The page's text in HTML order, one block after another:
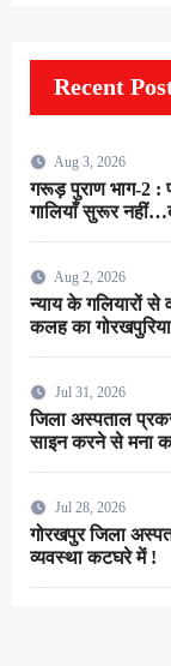
Recent
Aug 3, 2026
गरूड़ पुराण भाग-2
गालियाँ सुरूर
Aug 2, 2026
न्याय के गलियारों
कलह का
Jul 31, 2026
जिला अस्पताल
साइन करने से मना
Jul 28, 2026
गोरखपुर जिला
व्यवस्था कटघरे में !